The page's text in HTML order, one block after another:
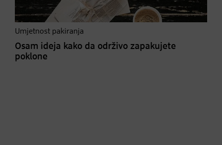
Umjetnost pakiranja
Osam ideja kako da održivo zapakujete
poklone